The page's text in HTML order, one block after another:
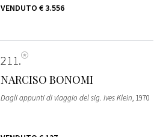
VENDUTO € 3.556
211
NARCISO BONOMI
Dagli appunti di viaggio del sig. Ives Klein, 1970